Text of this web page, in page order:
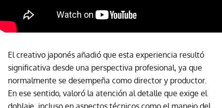
El creativo japonés añadió que esta experiencia resultó
significativa desde una perspectiva profesional, ya que
normalmente se desempeña como director y productor.
En ese sentido, valoró la atención al detalle que exige el